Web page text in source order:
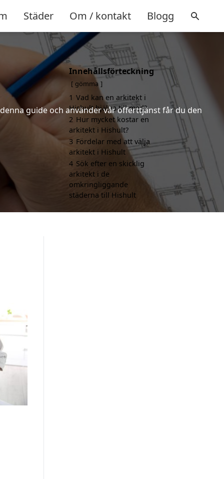
Städer Om / kontakt Blogg
guide och använder vår offerttjänst får du den
Innehållsförteckning
gömma
1 Vad kan en arkitekt i
Hishult hjälpa till med?
2 Hur mycket kostar en
arkitekt i Hishult?
3 Fördelar med att välja
arkitekt i Hishult
4 Sök efter en skicklig
arkitekt i de
omkringliggande
städerna till Hishult